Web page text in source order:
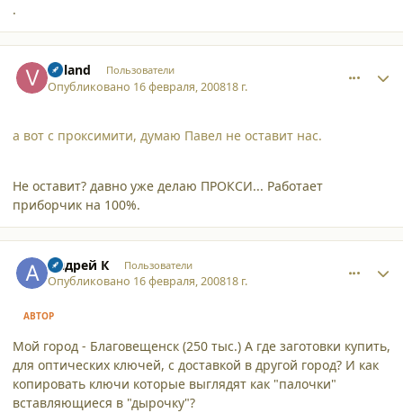
.
Voland Пользователи
Опубликовано 16 февраля, 200818 г.
а вот с проксимити, думаю Павел не оставит нас.
Не оставит? давно уже делаю ПРОКСИ... Работает
приборчик на 100%.
Андрей К Пользователи
Опубликовано 16 февраля, 200818 г.
АВТОР
Мой город - Благовещенск (250 тыс.) А где заготовки купить,
для оптических ключей, с доставкой в другой город? И как
копировать ключи которые выглядят как "палочки"
вставляющиеся в "дырочку"?